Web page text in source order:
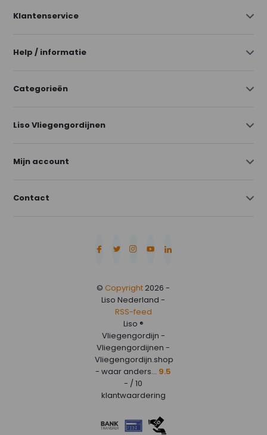
Klantenservice
Help / informatie
Categorieën
Liso Vliegengordijnen
Mijn account
Contact
© Copyright 2026 -
Liso Nederland -
RSS-feed
Liso ®
Vliegengordijn -
Vliegengordijnen -
Vliegengordijn.shop
- waar anders... 9.5
- / 10
klantwaardering